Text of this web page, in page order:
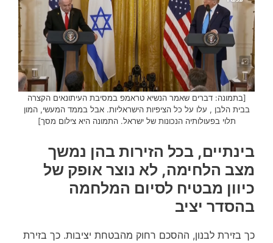
[בתמונה: דברים שאמר הנשיא טראמפ במסיבת העיתונאים הקצרה
בבית הלבן , עלו על כל הציפיות הישראליות. אבל בממד המעשי, המון
תלוי בפעולותיה הנכונות של ישראל. התמונה היא צילום מסך]
בינתיים, בכל הזירות בהן נמשך
מצב הלחימה, לא נוצר אופק של
כיוון מבטיח לסיום המלחמה
בהסדר יציב
כך בזירת לבנון, ההסכם רחוק מהבטחת יציבות. כך בזירת